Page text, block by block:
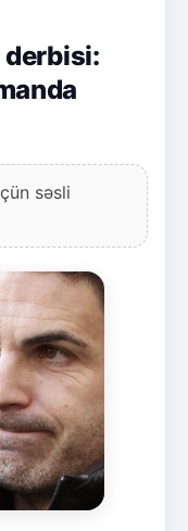
derbisi:
səsli